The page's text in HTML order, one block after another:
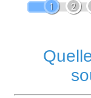
1 2